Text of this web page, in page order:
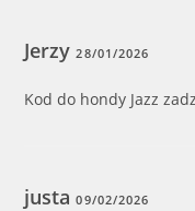
Jerzy 28/01/2026
Kod do hondy Jazz
justa09/02/2026